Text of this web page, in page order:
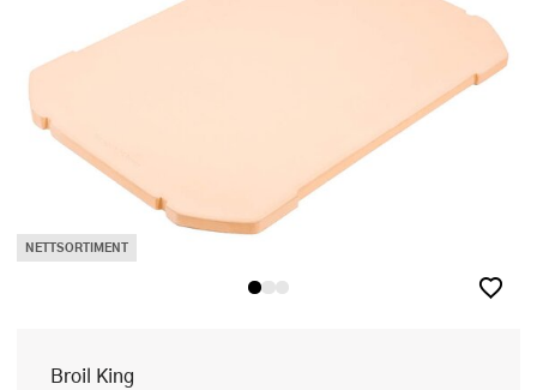
NETTSORTIMENT
Broil King